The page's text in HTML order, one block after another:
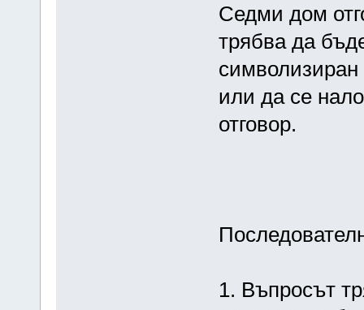
Седми дом
трябва да
или да се
отговор.
1. Въпросът